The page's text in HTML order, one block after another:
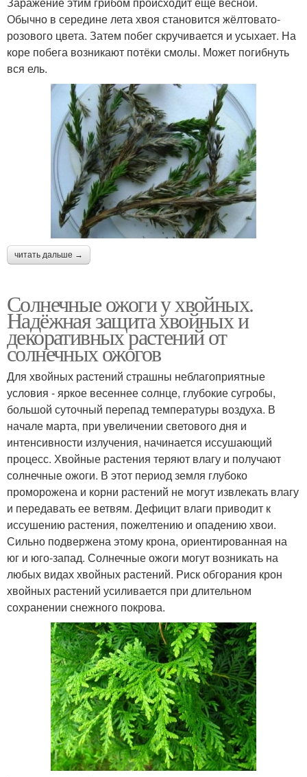
Обычно в середине лета хвоя становится жёлтовато-
розового цвета. Затем побег скручивается и усыхает. На
коре побега возникают потёки смолы. Может погибнуть
вся ель.
читать дальше →
Солнечные ожоги у хвойных.
Надёжная защита хвойных и
декоративных растений от
солнечных ожогов
Для хвойных растений страшны неблагоприятные
условия - яркое весеннее солнце, глубокие сугробы,
большой суточный перепад температуры воздуха. В
начале марта, при увеличении светового дня и
интенсивности излучения, начинается иссушающий
процесс. Хвойные растения теряют влагу и получают
солнечные ожоги. В этот период земля глубоко
проморожена и корни растений не могут извлекать влагу
и передавать ее ветвям. Дефицит влаги приводит к
иссушению растения, пожелтению и опадению хвои.
Сильно подвержена этому крона, ориентированная на
юг и юго-запад. Солнечные ожоги могут возникать на
любых видах хвойных растений. Риск обгорания крон
хвойных растений усиливается при длительном
сохранении снежного покрова.